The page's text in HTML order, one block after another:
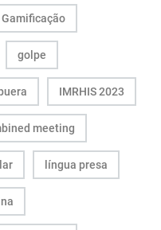
Gamificação
golpe
IMRHIS 2023
meeting
língua presa